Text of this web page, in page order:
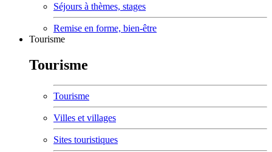
Séjours à thèmes, stages
Remise en forme, bien-être
Tourisme
Tourisme
Tourisme
Villes et villages
Sites touristiques